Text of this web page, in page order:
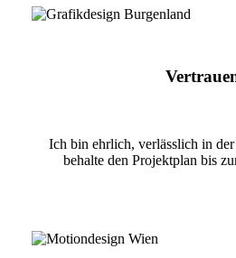
Ich bin ehrlich, verlässlich in
behalte den Projektplan bis